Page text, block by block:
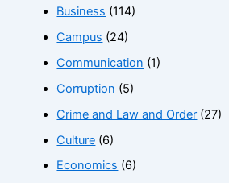
Business (114)
Campus (24)
Communication (1)
Corruption (5)
Crime and Law and Order (27)
Culture (6)
Economics (6)